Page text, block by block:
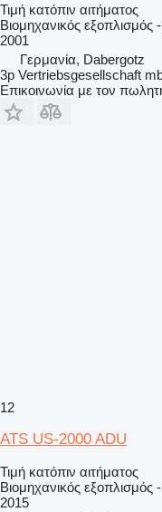
Τιμή κατόπιν αιτήματος
Βιομηχανικός εξοπλισμός
2001
Γερμανία, Dabergotz
3p Vertriebsgesellschaft
Επικοινωνία με τον
12
ATS US-2000 ADU
Τιμή κατόπιν αιτήματος
Βιομηχανικός εξοπλισμός
2015